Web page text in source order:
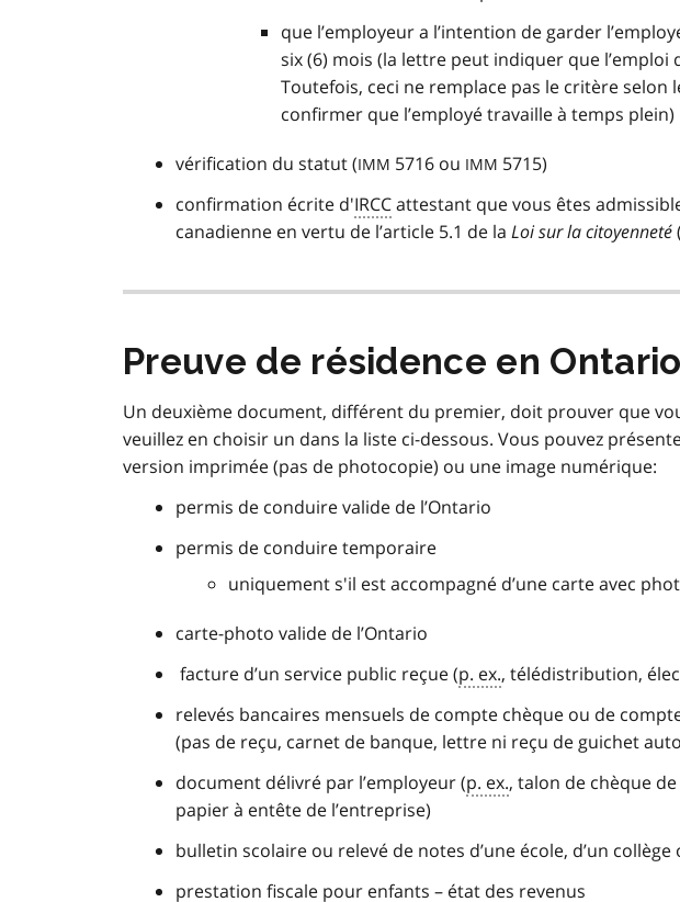
que l’employeur a l’intention de garder
six (6) mois (la lettre peut indiquer que l’emploi
Toutefois, ceci ne remplace pas le critère selon
confirmer que l’employé travaille à temps plein)
vérification du statut (IMM 5716 ou IMM 5715)
confirmation écrite d'IRCCattestant que vous êtes
canadienne en vertu de l’article 5.1 de la Loi sur la citoyenneté
Preuve de résidence en Ontario
Un deuxième document, différent du premier, doit prouver que
veuillez en choisir un dans la liste ci-dessous. Vous pouvez
version imprimée (pas de photocopie) ou une image numérique:
permis de conduire valide de l’Ontario
permis de conduire temporaire
uniquement s'il est accompagné d’une carte avec
carte-photo valide de l’Ontario
facture d’un service public reçue (p. ex., télédistribution,
relevés bancaires mensuels de compte chèque ou de
(pas de reçu, carnet de banque, lettre ni reçu de guichet
document délivré par l’employeur (p. ex., talon de chèque
papier à entête de l’entreprise)
bulletin scolaire ou relevé de notes d’une école, d’un collège
prestation fiscale pour enfants – état des revenus